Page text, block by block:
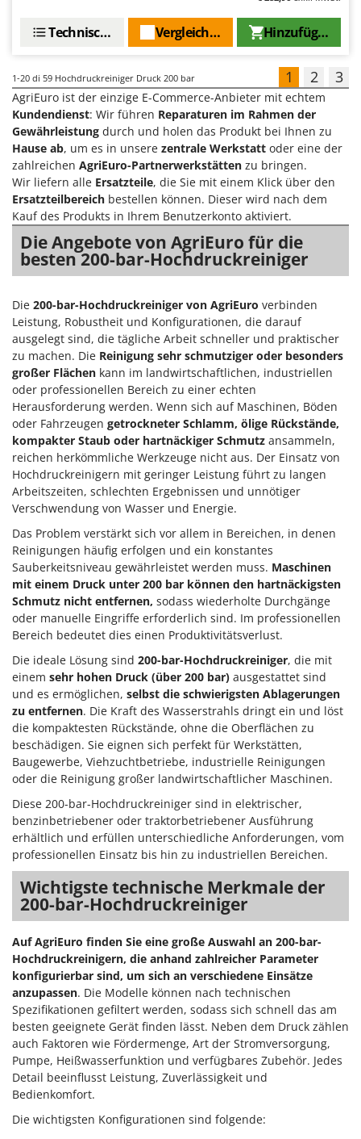
Hinzufügen
Vergleichen Sie
Technische Daten
1-20 di 59 Hochdruckreiniger Druck 200 bar 1 2 3
AgriEuro ist der einzige E-Commerce-Anbieter mit echtem
Kundendienst: Wir führen Reparaturen im Rahmen der
Gewährleistung durch und holen das Produkt bei Ihnen zu
Hause ab, um es in unsere zentrale Werkstatt oder eine der
zahlreichen AgriEuro-Partnerwerkstätten zu bringen.
Wir liefern alle Ersatzteile, die Sie mit einem Klick über den
Ersatzteilbereich bestellen können. Dieser wird nach dem
Kauf des Produkts in Ihrem Benutzerkonto aktiviert.
Die Angebote von AgriEuro für die
besten 200-bar-Hochdruckreiniger
Die 200-bar-Hochdruckreiniger von AgriEuro verbinden
Leistung, Robustheit und Konfigurationen, die darauf
ausgelegt sind, die tägliche Arbeit schneller und praktischer
zu machen. Die Reinigung sehr schmutziger oder besonders
großer Flächen kann im landwirtschaftlichen, industriellen
oder professionellen Bereich zu einer echten
Herausforderung werden. Wenn sich auf Maschinen, Böden
oder Fahrzeugen getrockneter Schlamm, ölige Rückstände,
kompakter Staub oder hartnäckiger Schmutz ansammeln,
reichen herkömmliche Werkzeuge nicht aus. Der Einsatz von
Hochdruckreinigern mit geringer Leistung führt zu langen
Arbeitszeiten, schlechten Ergebnissen und unnötiger
Verschwendung von Wasser und Energie.
Das Problem verstärkt sich vor allem in Bereichen, in denen
Reinigungen häufig erfolgen und ein konstantes
Sauberkeitsniveau gewährleistet werden muss. Maschinen
mit einem Druck unter 200 bar können den hartnäckigsten
Schmutz nicht entfernen, sodass wiederholte Durchgänge
oder manuelle Eingriffe erforderlich sind. Im professionellen
Bereich bedeutet dies einen Produktivitätsverlust.
Die ideale Lösung sind 200-bar-Hochdruckreiniger, die mit
einem sehr hohen Druck (über 200 bar) ausgestattet sind
und es ermöglichen, selbst die schwierigsten Ablagerungen
zu entfernen. Die Kraft des Wasserstrahls dringt ein und löst
die kompaktesten Rückstände, ohne die Oberflächen zu
beschädigen. Sie eignen sich perfekt für Werkstätten,
Baugewerbe, Viehzuchtbetriebe, industrielle Reinigungen
oder die Reinigung großer landwirtschaftlicher Maschinen.
Diese 200-bar-Hochdruckreiniger sind in elektrischer,
benzinbetriebener oder traktorbetriebener Ausführung
erhältlich und erfüllen unterschiedliche Anforderungen, vom
professionellen Einsatz bis hin zu industriellen Bereichen.
Wichtigste technische Merkmale der
200-bar-Hochdruckreiniger
Auf AgriEuro finden Sie eine große Auswahl an 200-bar-
Hochdruckreinigern, die anhand zahlreicher Parameter
konfigurierbar sind, um sich an verschiedene Einsätze
anzupassen. Die Modelle können nach technischen
Spezifikationen gefiltert werden, sodass sich schnell das am
besten geeignete Gerät finden lässt. Neben dem Druck zählen
auch Faktoren wie Fördermenge, Art der Stromversorgung,
Pumpe, Heißwasserfunktion und verfügbares Zubehör. Jedes
Detail beeinflusst Leistung, Zuverlässigkeit und
Bedienkomfort.
Die wichtigsten Konfigurationen sind folgende: